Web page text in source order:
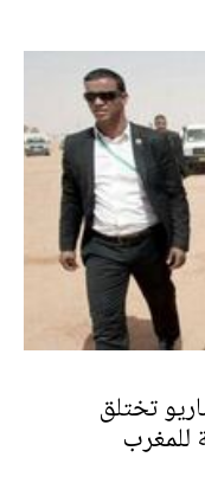
تختلق
للمغرب